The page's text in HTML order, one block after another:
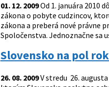
01. 12. 2009Od 1. januára 2010
zákona o pobyte cudzincov,
zákona a preberá nové právne
Spoločenstva. Jednoznačne sa
Slovensko na pol
26. 08. 2009V stredu 26.